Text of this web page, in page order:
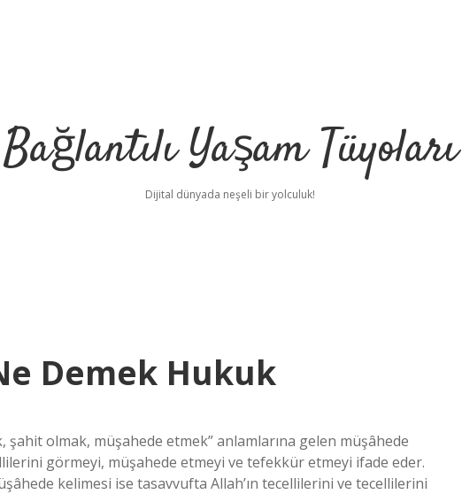
Bağlantılı Yaşam Tüyoları
Dijital dünyada neşeli bir yolculuk!
Demek Hukuk
olmak, müşahede etmek” anlamlarına gelen müşâhede
görmeyi, müşahede etmeyi ve tefekkür etmeyi ifade eder.
kelimesi ise tasavvufta Allah’ın tecellilerini ve tecellilerini